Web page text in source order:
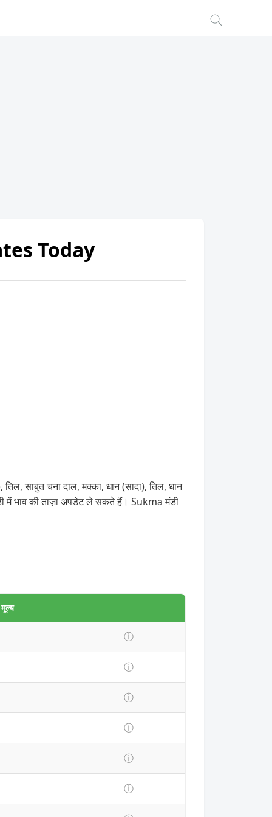
Today
साबुत चना दाल, मक्का, धान (सादा), तिल, धान
में भाव की ताज़ा अपडेट ले सकते हैं। Sukma मंडी
ⓘ
ⓘ
ⓘ
ⓘ
ⓘ
ⓘ